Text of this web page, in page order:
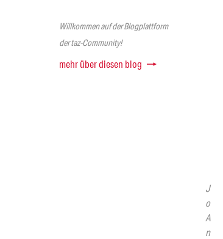
Willkommen auf der Blogplattform
der taz-Community!
mehr über diesen blog
J
o
A
n